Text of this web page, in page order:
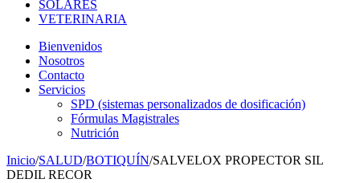
SOLARES
VETERINARIA
Bienvenidos
Nosotros
Contacto
Servicios
SPD (sistemas personalizados de dosificación)
Fórmulas Magistrales
Nutrición
Inicio/SALUD/BOTIQUÍN/SALVELOX PROPECTOR SIL
DEDIL RECOR